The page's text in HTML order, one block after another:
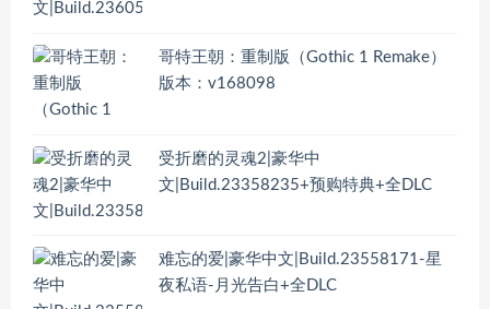
哥特王朝：重制版（Gothic 1 Remake）
版本：v168098
受折磨的灵魂2|豪华中
文|Build.23358235+预购特典+全DLC
难忘的爱|豪华中文|Build.23558171-星
夜私语-月光告白+全DLC